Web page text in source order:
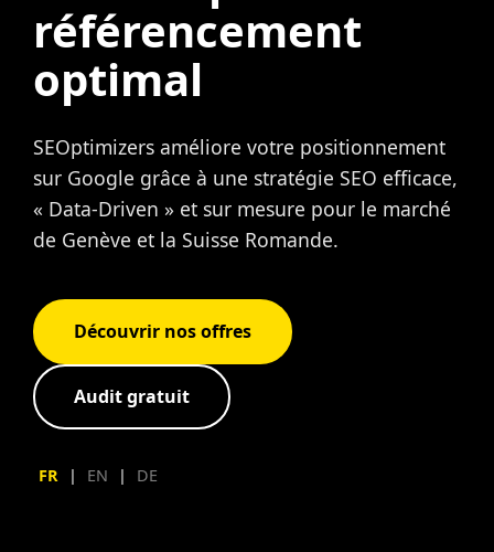
référencement
optimal
SEOptimizers améliore votre positionnement
sur Google grâce à une stratégie SEO efficace,
« Data-Driven » et sur mesure pour le marché
de Genève et la Suisse Romande.
Découvrir nos offres
Audit gratuit
FR | EN | DE